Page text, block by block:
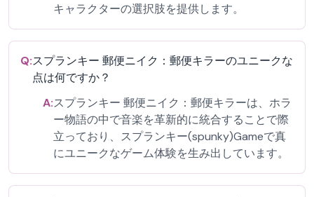
キャラクターの選択肢を提供します。
Q:スプランキー 郵便ニイク：郵便キラーのユニークな
点は何ですか？
A:スプランキー 郵便ニイク：郵便キラーは、ホラ
ー物語の中で音楽を革新的に統合することで際
立っており、スプランキー(spunky)Gameで真
にユニークなゲーム体験を生み出しています。